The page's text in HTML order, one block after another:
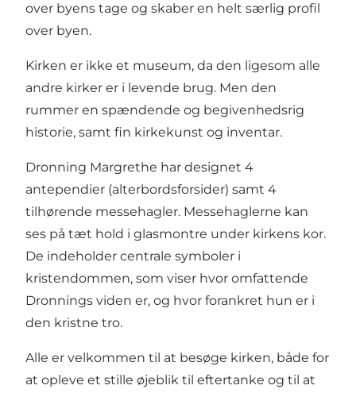
over byens tage og skaber en helt særlig profil
over byen.
Kirken er ikke et museum, da den ligesom alle
andre kirker er i levende brug. Men den
rummer en spændende og begivenhedsrig
historie, samt fin kirkekunst og inventar.
Dronning Margrethe har designet 4
antependier (alterbordsforsider) samt 4
tilhørende messehagler. Messehaglerne kan
ses på tæt hold i glasmontre under kirkens kor.
De indeholder centrale symboler i
kristendommen, som viser hvor omfattende
Dronnings viden er, og hvor forankret hun er i
den kristne tro.
Alle er velkommen til at besøge kirken, både for
at opleve et stille øjeblik til eftertanke og til at